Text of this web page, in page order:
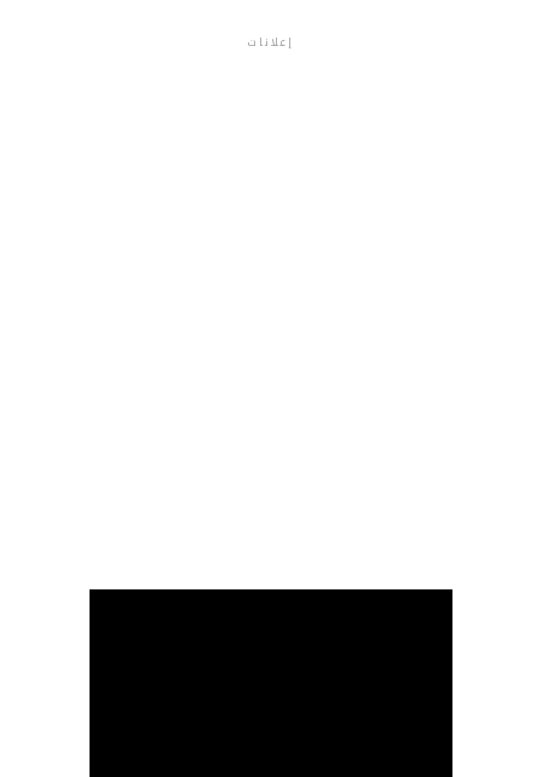
إعلانات